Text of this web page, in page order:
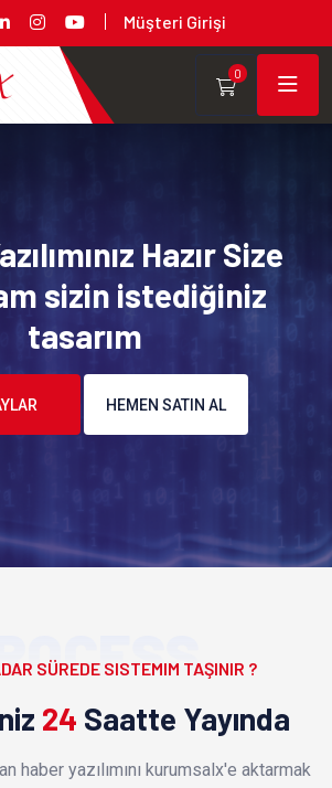
Müşteri Girişi
0
Hazır Size
sizin istediğiniz
tasarım
HEMEN SATIN AL
SÜREDE SISTEMIM TAŞINIR ?
24 Saatte Yayında
haber yazılımını kurumsalx'e aktarmak